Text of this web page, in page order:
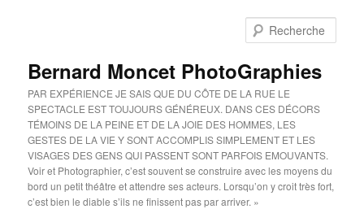
Bernard Moncet PhotoGraphies
PAR EXPÉRIENCE JE SAIS QUE DU CÔTE DE LA RUE LE
SPECTACLE EST TOUJOURS GÉNÉREUX. DANS CES DÉCORS
TÉMOINS DE LA PEINE ET DE LA JOIE DES HOMMES, LES
GESTES DE LA VIE Y SONT ACCOMPLIS SIMPLEMENT ET LES
VISAGES DES GENS QUI PASSENT SONT PARFOIS EMOUVANTS.
Voir et Photographier, c’est souvent se construire avec les moyens du
bord un petit théâtre et attendre ses acteurs. Lorsqu’on y croit très fort,
c’est bien le diable s’ils ne finissent pas par arriver. »